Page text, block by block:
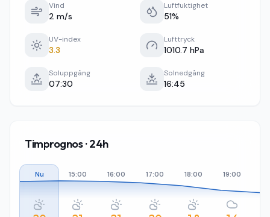
Vind
2 m/s
Luftfuktighet
51%
UV-index
3.3
Lufttryck
1010.7 hPa
Soluppgång
07:30
Solnedgång
16:45
Timprognos · 24h
Nu 15:00 16:00 17:00 18:00 19:00